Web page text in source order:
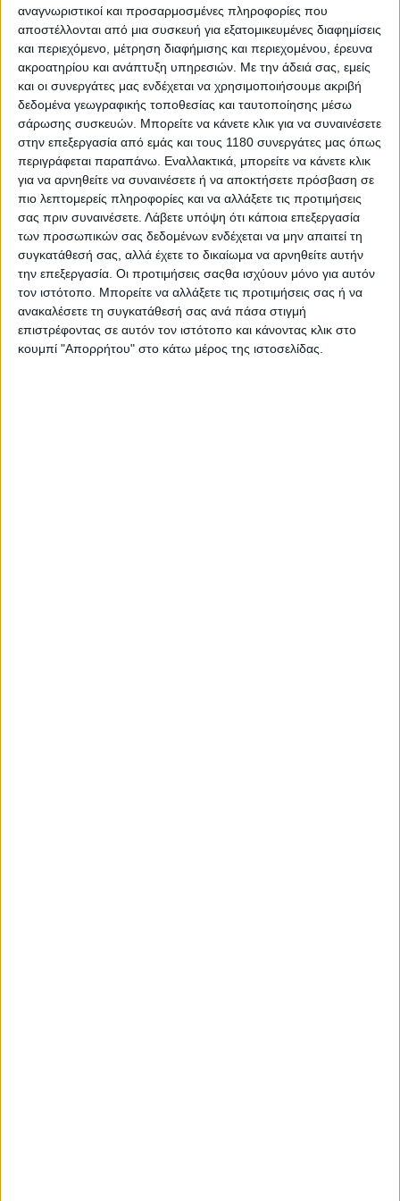
αναγνωριστικοί και προσαρμοσμένες πληροφορίες που
αποστέλλονται από μια συσκευή για εξατομικευμένες διαφημίσεις
και περιεχόμενο, μέτρηση διαφήμισης και περιεχομένου, έρευνα
ακροατηρίου και ανάπτυξη υπηρεσιών. Με την άδειά σας, εμείς
και οι συνεργάτες μας ενδέχεται να χρησιμοποιήσουμε ακριβή
δεδομένα γεωγραφικής τοποθεσίας και ταυτοποίησης μέσω
σάρωσης συσκευών. Μπορείτε να κάνετε κλικ για να συναινέσετε
στην επεξεργασία από εμάς και τους 1180 συνεργάτες μας όπως
περιγράφεται παραπάνω. Εναλλακτικά, μπορείτε να κάνετε κλικ
για να αρνηθείτε να συναινέσετε ή να αποκτήσετε πρόσβαση σε
πιο λεπτομερείς πληροφορίες και να αλλάξετε τις προτιμήσεις
σας πριν συναινέσετε. Λάβετε υπόψη ότι κάποια επεξεργασία
των προσωπικών σας δεδομένων ενδέχεται να μην απαιτεί τη
συγκατάθεσή σας, αλλά έχετε το δικαίωμα να αρνηθείτε αυτήν
την επεξεργασία. Οι προτιμήσεις σαςθα ισχύουν μόνο για αυτόν
τον ιστότοπο. Μπορείτε να αλλάξετε τις προτιμήσεις σας ή να
ανακαλέσετε τη συγκατάθεσή σας ανά πάσα στιγμή
επιστρέφοντας σε αυτόν τον ιστότοπο και κάνοντας κλικ στο
κουμπί "Απορρήτου" στο κάτω μέρος της ιστοσελίδας.
Το Daytona Trevis 125 αναβαθμίστηκε για το νέο έτος και
εναρμονίστηκε και με τις Euro 5+ προδιαγραφέ...
Νέα Μοντέλα 2/2/2026
QJMOTOR SQ 350 2026 - Με επίπεδη ποδιά και
16ρηδες τροχούς [Τιμή στην Ελλάδα]